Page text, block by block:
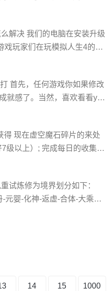
分享出去。 第二就是后台打
了qq要后台运行。 背景介绍
王者》从世界观、玩法模
解决 我们的电脑在安装升级
戏玩家们在玩模拟人生4的时
致的闪退，或者是我们系统
进行重装等等。具体解决步
希望那可以帮助到你。 win10
首先，任何游戏你如果修改
就感了。当然，喜欢看看yy**
忌的。 下面说下技能，只要
唤抵抗 1，尸爆 ？（随便
它随便你点。所以技能不是
得 现在虚空魔石碎片的来处
级以上）; 完成每日的收集任
石主要通过以上几种来源，
来源，许多任务特别是开启
玩家，*好养成每日完成收集
试炼修为境界划分如下：
元婴-化神-返虚-合体-大乘。
所需的的经验就要增加
仙帝1820w经验，按离线来
线经验
14 15 1000